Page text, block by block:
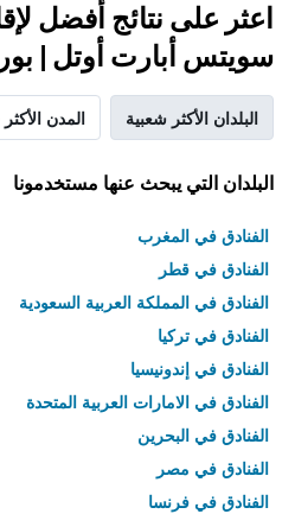
اعثر على نتائج أفضل
سويتس أبارت أوتل |
البلدان الأكثر شعبية المدن
البلدان التي يبحث عنها مستخدمونا
الفنادق في المغرب
الفنادق في قطر
الفنادق في المملكة العربية السعودية
الفنادق في تركيا
الفنادق في إندونيسيا
الفنادق في الامارات العربية المتحدة
الفنادق في البحرين
الفنادق في مصر
الفنادق في فرنسا